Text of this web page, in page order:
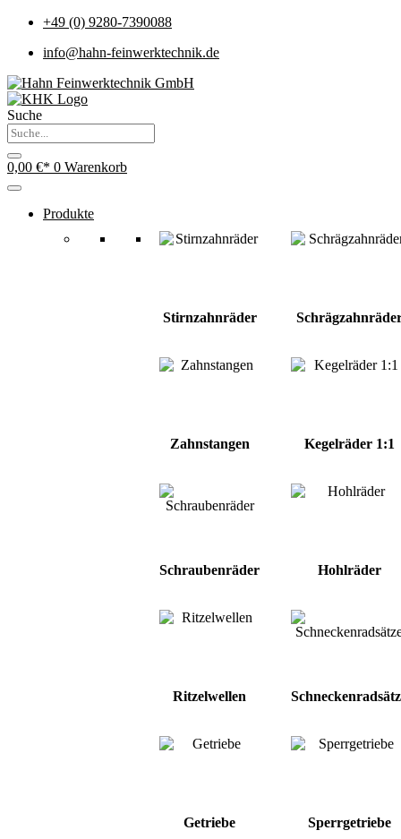
+49 (0) 9280-7390088
info@hahn-feinwerktechnik.de
Suche
0,00 € 0 Warenkorb
Produkte
Stirnzahnräder
Zahnstangen Kegelräder 1:1
Schraubenräder Hohlräder
Ritzelwellen
Getriebe
Sperrgetriebe